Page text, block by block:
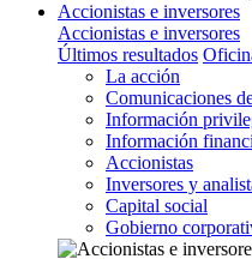
Accionistas e inversores
Accionistas e inversores
Últimos resultados
La acción
Comunicaciones
Información
Información
Accionistas
Inversores y
Capital social
Gobierno